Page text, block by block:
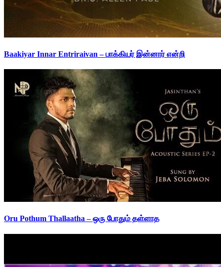
Baakiyar Innar Entriraivan – பாக்கியர் இன்னார் என்றி
Oru Pothum Thallaatha – ஒரு போதும் தள்ளாத